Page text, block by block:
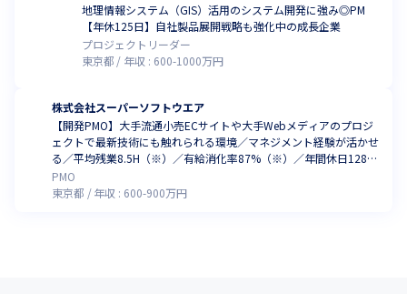
地理情報システム（GIS）活用のシステム開発に強み◎PM
【年休125日】自社製品展開戦略も強化中の成長企業
プロジェクトリーダー
東京都
年収 : 600-1000万円
株式会社スーパーソフトウエア
【開発PMO】大手流通小売ECサイトや大手Webメディアのプロジ
ェクトで最新技術にも触れられる環境／マネジメント経験が活かせ
る／平均残業8.5H（※）／有給消化率87%（※）／年間休日128日
／現年収考慮／リモートあり（※いずれも2025年2月時点）
PMO
東京都
年収 : 600-900万円